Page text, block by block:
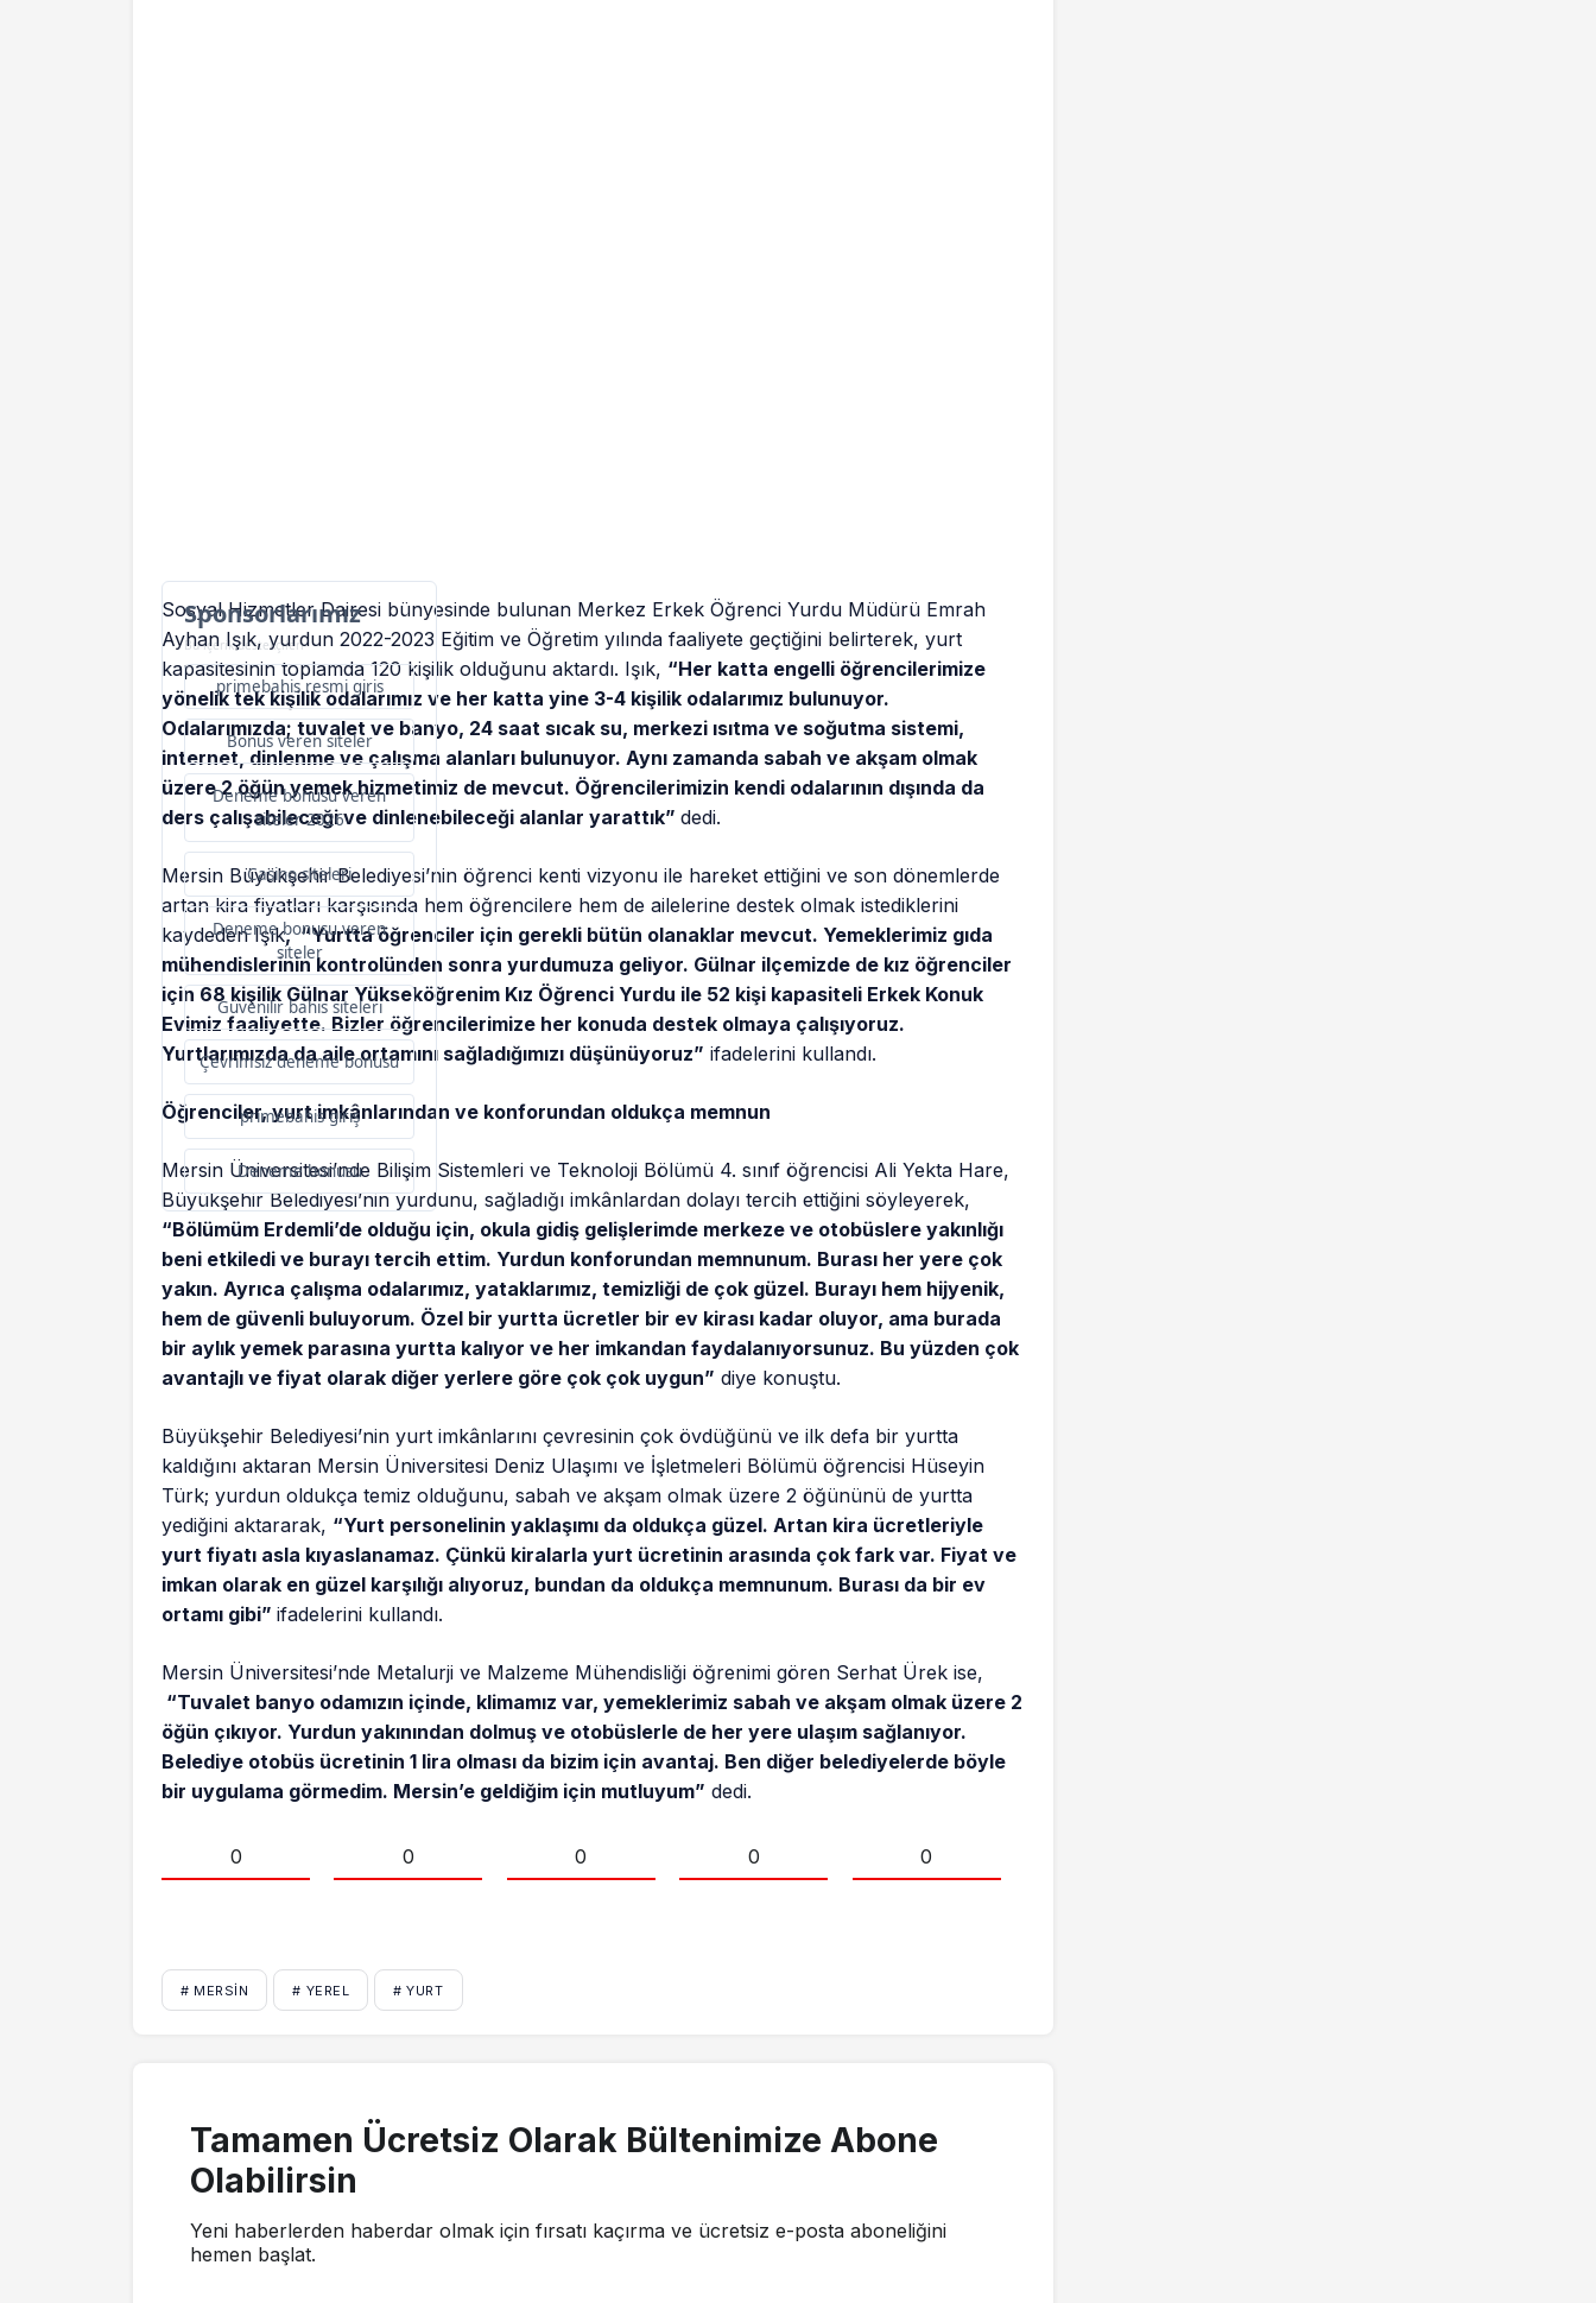
Sponsorlarımız
Bu içerik destekçileri
primebahis resmi giris
Bonus veren siteler
Deneme bonusu veren
siteler 2026
Casino siteleri
Deneme bonusu veren
siteler
Güvenilir bahis siteleri
Çevrimsiz deneme bonusu
primebahis giriş
Deneme bonusu
Sosyal Hizmetler Dairesi bünyesinde bulunan Merkez Erkek Öğrenci Yurdu Müdürü Emrah
Ayhan Işık, yurdun 2022-2023 Eğitim ve Öğretim yılında faaliyete geçtiğini belirterek, yurt
kapasitesinin toplamda 120 kişilik olduğunu aktardı. Işık, “Her katta engelli öğrencilerimize
yönelik tek kişilik odalarımız ve her katta yine 3-4 kişilik odalarımız bulunuyor.
Odalarımızda; tuvalet ve banyo, 24 saat sıcak su, merkezi ısıtma ve soğutma sistemi,
internet, dinlenme ve çalışma alanları bulunuyor. Aynı zamanda sabah ve akşam olmak
üzere 2 öğün yemek hizmetimiz de mevcut. Öğrencilerimizin kendi odalarının dışında da
ders çalışabileceği ve dinlenebileceği alanlar yarattık”dedi.
Mersin Büyükşehir Belediyesi’nin öğrenci kenti vizyonu ile hareket ettiğini ve son dönemlerde
artan kira fiyatları karşısında hem öğrencilere hem de ailelerine destek olmak istediklerini
kaydeden Işık, “Yurtta öğrenciler için gerekli bütün olanaklar mevcut. Yemeklerimiz gıda
mühendislerinin kontrolünden sonra yurdumuza geliyor. Gülnar ilçemizde de kız öğrenciler
için 68 kişilik Gülnar Yükseköğrenim Kız Öğrenci Yurdu ile 52 kişi kapasiteli Erkek Konuk
Evimiz faaliyette. Bizler öğrencilerimize her konuda destek olmaya çalışıyoruz.
Yurtlarımızda da aile ortamını sağladığımızı düşünüyoruz” ifadelerini kullandı.
Öğrenciler, yurt imkânlarından ve konforundan oldukça memnun
Mersin Üniversitesi’nde Bilişim Sistemleri ve Teknoloji Bölümü 4. sınıf öğrencisi Ali Yekta Hare,
Büyükşehir Belediyesi’nin yurdunu, sağladığı imkânlardan dolayı tercih ettiğini söyleyerek,
“Bölümüm Erdemli’de olduğu için, okula gidiş gelişlerimde merkeze ve otobüslere yakınlığı
beni etkiledi ve burayı tercih ettim. Yurdun konforundan memnunum. Burası her yere çok
yakın. Ayrıca çalışma odalarımız, yataklarımız, temizliği de çok güzel. Burayı hem hijyenik,
hem de güvenli buluyorum. Özel bir yurtta ücretler bir ev kirası kadar oluyor, ama burada
bir aylık yemek parasına yurtta kalıyor ve her imkandan faydalanıyorsunuz. Bu yüzden çok
avantajlı ve fiyat olarak diğer yerlere göre çok çok uygun” diye konuştu.
Büyükşehir Belediyesi’nin yurt imkânlarını çevresinin çok övdüğünü ve ilk defa bir yurtta
kaldığını aktaran Mersin Üniversitesi Deniz Ulaşımı ve İşletmeleri Bölümü öğrencisi Hüseyin
Türk; yurdun oldukça temiz olduğunu, sabah ve akşam olmak üzere 2 öğününü de yurtta
yediğini aktararak, “Yurt personelinin yaklaşımı da oldukça güzel. Artan kira ücretleriyle
yurt fiyatı asla kıyaslanamaz. Çünkü kiralarla yurt ücretinin arasında çok fark var. Fiyat ve
imkan olarak en güzel karşılığı alıyoruz, bundan da oldukça memnunum. Burası da bir ev
ortamı gibi”ifadelerini kullandı.
Mersin Üniversitesi’nde Metalurji ve Malzeme Mühendisliği öğrenimi gören Serhat Ürek ise,
“Tuvalet banyo odamızın içinde, klimamız var, yemeklerimiz sabah ve akşam olmak üzere 2
öğün çıkıyor. Yurdun yakınından dolmuş ve otobüslerle de her yere ulaşım sağlanıyor.
Belediye otobüs ücretinin 1 lira olması da bizim için avantaj. Ben diğer belediyelerde böyle
bir uygulama görmedim. Mersin’e geldiğim için mutluyum” dedi.
0 0 0 0 0
# MERSIN # YEREL # YURT
Tamamen Ücretsiz Olarak Bültenimize Abone
Olabilirsin
Yeni haberlerden haberdar olmak için fırsatı kaçırma ve ücretsiz e-posta aboneliğini
hemen başlat.